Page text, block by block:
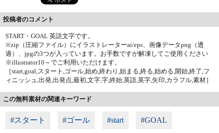
投稿者のコメント
START・GOAL 英語文字です。
※zip（圧縮ファイル）にイラストレーターai/eps、画像データpng（透
過）、jpgの3つが入っています。お手数ですが解凍してご使用ください
※illustrator10～でご利用いただけます。
［start,goal,スタート,ゴール,始め,終わり,始まる,終る,始める,開始,終了,フ
ィニッシュ,出発,出発点,最初,文字,字,終始,英語,英字,矢印,カラフル,素材］
この無料素材の関連キーワード
#スタート #ゴール #start #GOAL